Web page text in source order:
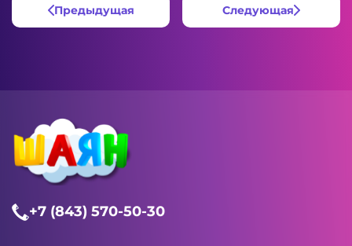
Предыдущая Следующая
+7 (843) 570-50-30